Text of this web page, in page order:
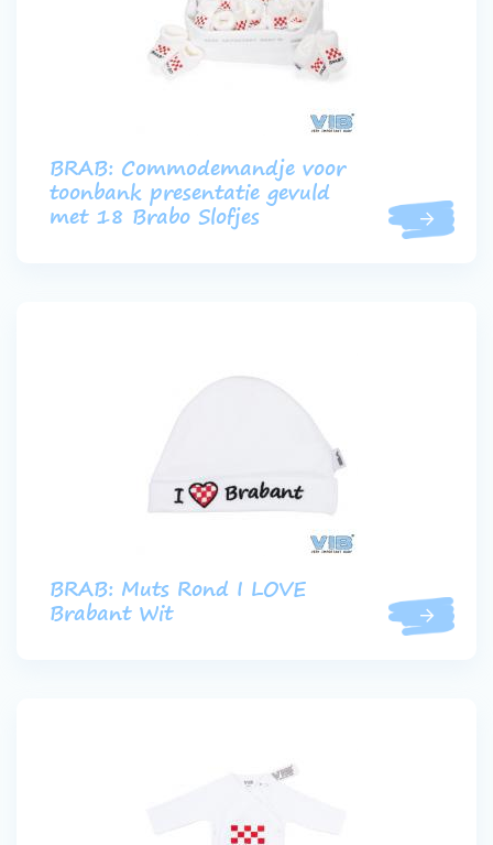
BRAB: Commodemandje voor
toonbank presentatie gevuld
met 18 Brabo Slofjes
BRAB: Muts Rond I LOVE
Brabant Wit